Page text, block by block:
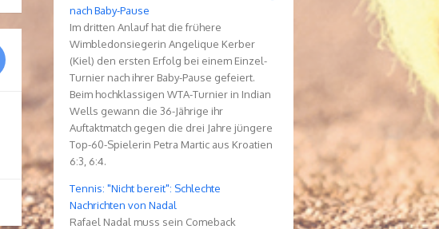
nach Baby-Pause
Im dritten Anlauf hat die frühere
Wimbledonsiegerin Angelique Kerber
(Kiel) den ersten Erfolg bei einem Einzel-
Turnier nach ihrer Baby-Pause gefeiert.
Beim hochklassigen WTA-Turnier in Indian
Wells gewann die 36-Jährige ihr
Auftaktmatch gegen die drei Jahre jüngere
Top-60-Spielerin Petra Martic aus Kroatien
6:3, 6:4.
Tennis: "Nicht bereit": Schlechte
Nachrichten von Nadal
Rafael Nadal muss sein Comeback